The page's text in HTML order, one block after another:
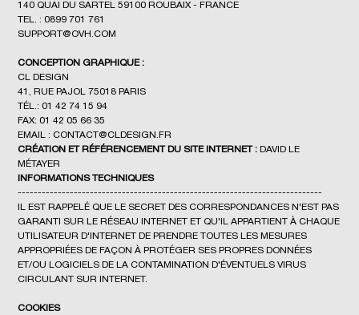
140 QUAI DU SARTEL 59100 ROUBAIX - FRANCE
TEL. : 0899 701 761
SUPPORT@OVH.COM
CONCEPTION GRAPHIQUE :
CL DESIGN
41, RUE PAJOL 75018 PARIS
TÉL.: 01 42 74 15 94
FAX: 01 42 05 66 35
EMAIL : CONTACT@CLDESIGN.FR
CRÉATION ET RÉFÉRENCEMENT DU SITE INTERNET : DAVID LE
MÉTAYER
INFORMATIONS TECHNIQUES
----------------------------------------------------------------------------
IL EST RAPPELÉ QUE LE SECRET DES CORRESPONDANCES N'EST PAS
GARANTI SUR LE RÉSEAU INTERNET ET QU'IL APPARTIENT À CHAQUE
UTILISATEUR D'INTERNET DE PRENDRE TOUTES LES MESURES
APPROPRIÉES DE FAÇON À PROTÉGER SES PROPRES DONNÉES
ET/OU LOGICIELS DE LA CONTAMINATION D'ÉVENTUELS VIRUS
CIRCULANT SUR INTERNET.
COOKIES